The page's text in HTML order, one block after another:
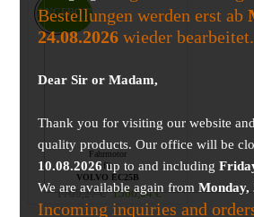
Bestellungen werden erst ab
24.08.2026 wieder bearbeitet.
Dear Sir or Madam,
Thank you for visiting our website
quality products. Our office will be
10.08.2026up to and including
We are available again fromMonday,
Incoming inquiries and
Fahrmotor
für
VOLVO EC25B
1705,27€ 1566,04€
ANGEBOT!